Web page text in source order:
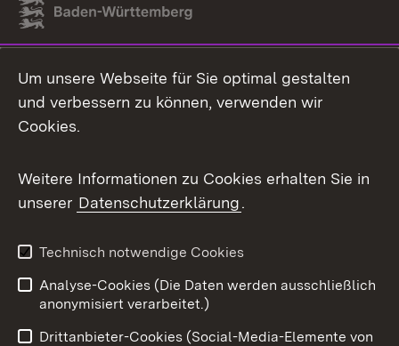
Link zum Landesportal
Um unsere Webseite für Sie optimal gestalten
und verbessern zu können, verwenden wir
Cookies.
Weitere Informationen zu Cookies erhalten Sie in
unserer Datenschutzerklärung.
Technisch notwendige Cookies
Analyse-Cookies (Die Daten werden ausschließlich
anonymisiert verarbeitet.)
Drittanbieter-Cookies (Social-Media-Elemente von